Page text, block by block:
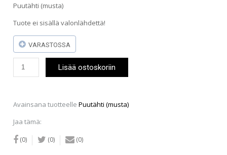
Puutähti (musta)
Tuote ei sisällä valonlähdettä!
VARASTOSSA
(musta)
Lisää ostoskoriin
Avainsana tuotteellePuutähti (musta)
Jaa tämä:
(0) (0) (0)